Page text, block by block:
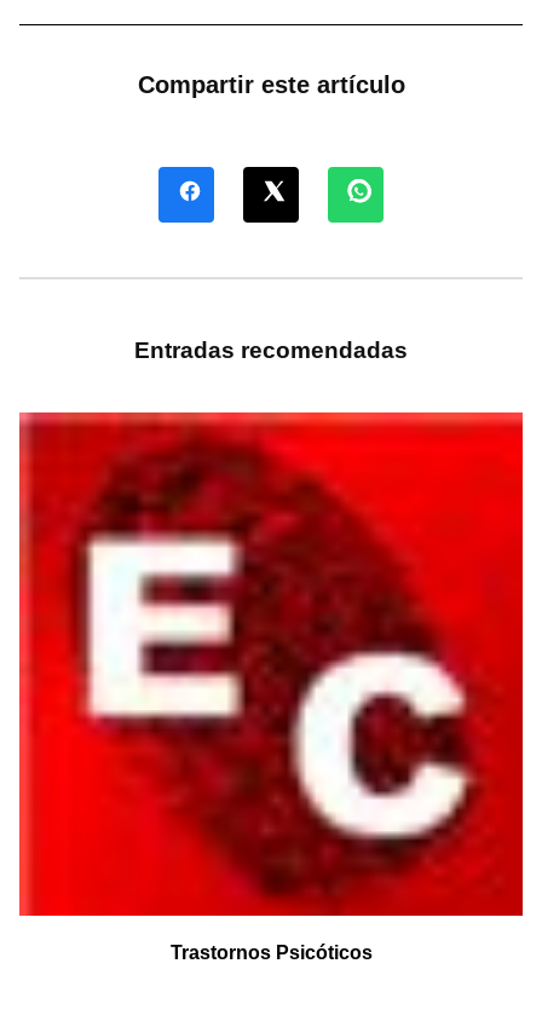
Compartir este artículo
Entradas recomendadas
Trastornos Psicóticos